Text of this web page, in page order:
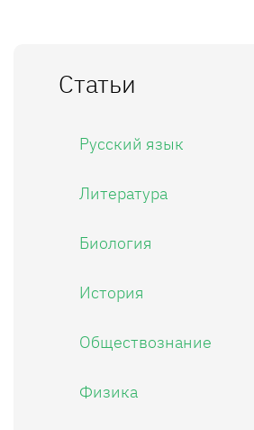
Статьи
Русский язык
Литература
Биология
История
Обществознание
Физика